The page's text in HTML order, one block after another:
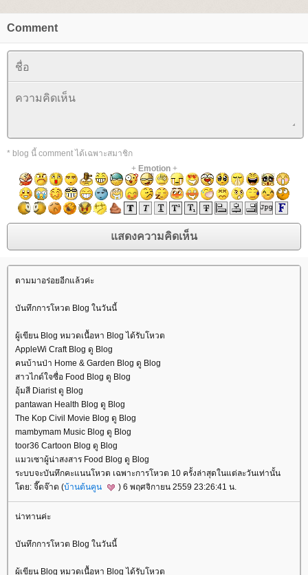
Comment
* blog นี้ comment ได้เฉพาะสมาชิก
+ Emotion+
ตามมาอร่อยอีกแล้วค่ะ
บันทึกการโหวต Blog ในวันนี้
ผู้เขียน Blog หมวดเนื้อหา Blog ได้รับโหวต
AppleWi Craft Blog ดู Blog
คนบ้านป่า Home & Garden Blog ดู Blog
สาวไกด์ใจซื่อ Food Blog ดู Blog
อุ้มสี Diarist ดู Blog
pantawan Health Blog ดู Blog
The Kop Civil Movie Blog ดู Blog
mambymam Music Blog ดู Blog
toor36 Cartoon Blog ดู Blog
มวเซาผู้น่าสงสาร Food Blog ดู Blog
ระบบจะบันทึกคะแนนโหวต เฉพาะการโหวต 10 ครั้งล่าสุดในแต่ละวันเท่านั้น
ดย: จี๊ดจ๊าด (บ้านต้นคูน ) 6 พฤศจิกายน 2559 23:26:41 น.
น่าทานค่ะ
บันทึกการโหวต Blog ในวันนี้
ผู้เขียน Blog หมวดเนื้อหา Blog ได้รับโหวต